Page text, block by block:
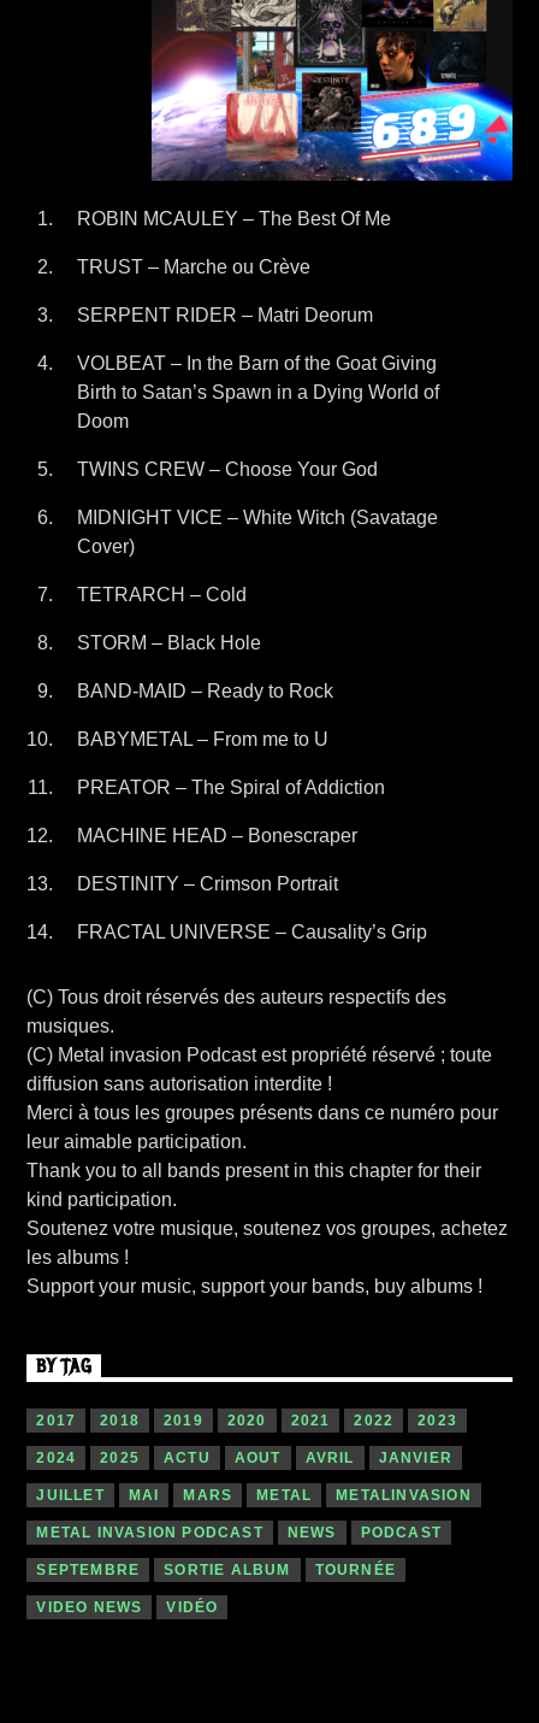
ROBIN MCAULEY – The Best Of Me
TRUST – Marche ou Crève
SERPENT RIDER – Matri Deorum
VOLBEAT – In the Barn of the Goat Giving
Birth to Satan’s Spawn in a Dying World of
Doom
TWINS CREW – Choose Your God
MIDNIGHT VICE – White Witch (Savatage
Cover)
TETRARCH – Cold
STORM – Black Hole
BAND-MAID – Ready to Rock
BABYMETAL – From me to U
PREATOR – The Spiral of Addiction
MACHINE HEAD – Bonescraper
DESTINITY – Crimson Portrait
FRACTAL UNIVERSE – Causality’s Grip
(C) Tous droit réservés des auteurs respectifs des
musiques.
(C) Metal invasion Podcast est propriété réservé ; toute
diffusion sans autorisation interdite !
Merci à tous les groupes présents dans ce numéro pour
leur aimable participation.
Thank you to all bands present in this chapter for their
kind participation.
Soutenez votre musique, soutenez vos groupes, achetez
les albums !
Support your music, support your bands, buy albums !
BY TAG
2017 2018 2019 2020 2021 2022 2023
2024 2025 ACTU AOUT AVRIL JANVIER
JUILLET MAI MARS METAL METALINVASION
METAL INVASION PODCAST NEWS PODCAST
SEPTEMBRE SORTIE ALBUM TOURNÉE
VIDEO NEWS VIDÉO